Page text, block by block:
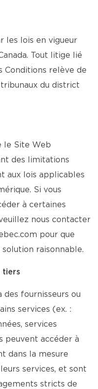
les lois en vigueur
Tout litige lié
Conditions relève de
du district
le Site Web
des limitations
aux lois applicables
Si vous
à certaines
nous contacter
pour que
raisonnable.
tiers
fournisseurs ou
services (ex. :
services
peuvent accéder à
dans la mesure
services, et sont
stricts de